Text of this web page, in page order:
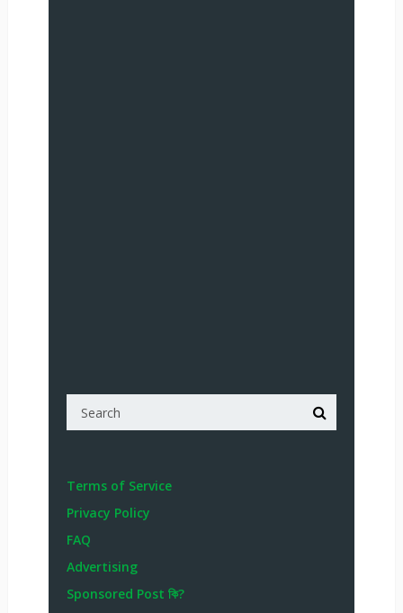
Terms of Service
Privacy Policy
FAQ
Advertising
Sponsored Post কি?